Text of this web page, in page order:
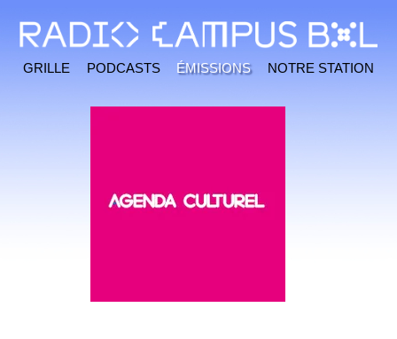
Grille Podcasts Émissions Notre station